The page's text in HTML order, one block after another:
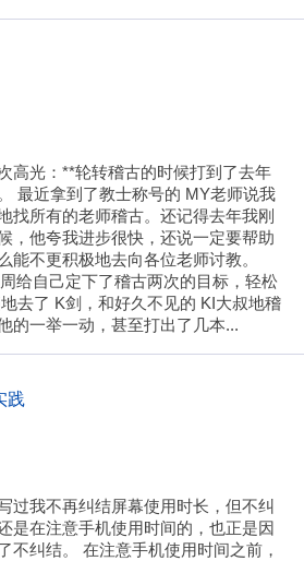
高光：**轮转稽古的时候打到了去年
最近拿到了教士称号的 MY老师说我
找所有的老师稽古。还记得去年我刚
，他夸我进步很快，还说一定要帮助
能不更积极地去向各位老师讨教。
给自己定下了稽古两次的目标，轻松
去了 K剑，和好久不见的 KI大叔地稽
的一举一动，甚至打出了几本...
践
过我不再纠结屏幕使用时长，但不纠
是在注意手机使用时间的，也正是因
不纠结。 在注意手机使用时间之前，